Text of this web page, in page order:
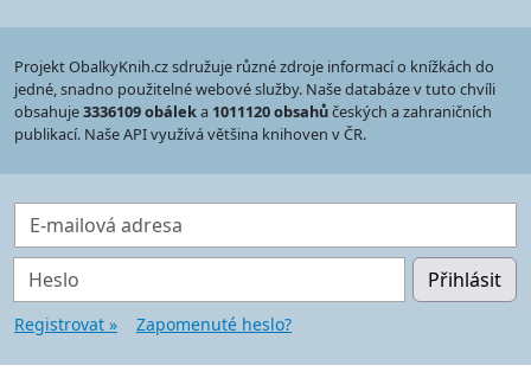
Projekt ObalkyKnih.cz sdružuje různé zdroje informací o knížkách do
jedné, snadno použitelné webové služby. Naše databáze v tuto chvíli
obsahuje3336109 obáleka 1011120 obsahůčeských a zahraničních
publikací. Naše API využívá většina knihoven v ČR.
E-mailová adresa
Heslo Přihlásit
Registrovat » Zapomenuté heslo?